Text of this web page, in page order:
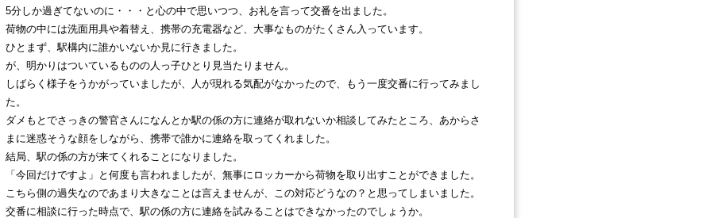
5分しか過ぎてないのに・・・と心の中で思いつつ、お礼を言って交番を出ました。
荷物の中には洗面用具や着替え、携帯の充電器など、大事なものがたくさん入っています。
ひとまず、駅構内に誰かいないか見に行きました。
が、明かりはついているものの人っ子ひとり見当たりません。
しばらく様子をうかがっていましたが、人が現れる気配がなかったので、もう一度交番に行ってみまし
た。
ダメもとでさっきの警官さんになんとか駅の係の方に連絡が取れないか相談してみたところ、あからさ
まに迷惑そうな顔をしながら、携帯で誰かに連絡を取ってくれました。
結局、駅の係の方が来てくれることになりました。
「今回だけですよ」と何度も言われましたが、無事にロッカーから荷物を取り出すことができました。
こちら側の過失なのであまり大きなことは言えませんが、この対応どうなの？と思ってしまいました。
交番に相談に行った時点で、駅の係の方に連絡を試みることはできなかったのでしょうか。